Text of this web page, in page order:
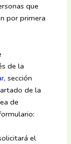
que
por primera
de la
, sección
de la
de
el